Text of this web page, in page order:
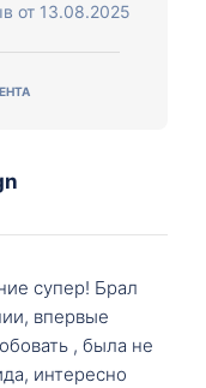
от 13.08.2025
супер! Брал
впервые
, была не
интересно